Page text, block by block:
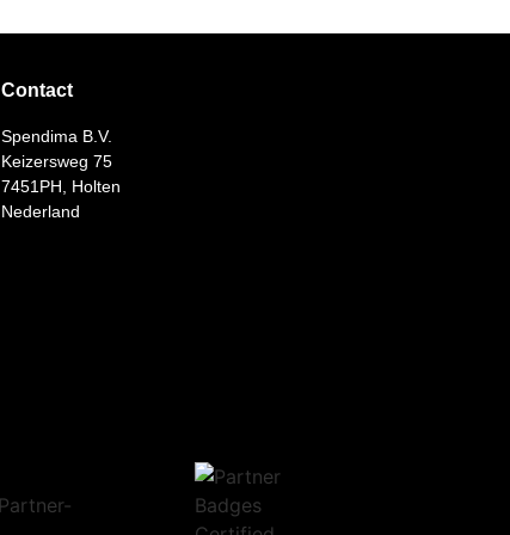
Contact
Spendima B.V.
Keizersweg 75
7451PH, Holten
Nederland